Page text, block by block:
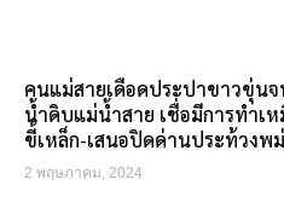
คนแม่สายเดือดประปาขาวขุ่น
น้ำดิบแม่น้ำสาย เชื่อมีการทำเ
ขี้เหล็ก-เสนอปิดด่านประท้วงพ
2 พฤษภาคม, 2024